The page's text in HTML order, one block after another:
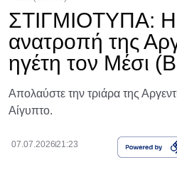
ΣΤΙΓΜΙΟΤΥΠΑ: Η
ανατροπή της
ηγέτη τον Μέσι
Απολαύστε την τριάρα της
Αίγυπτο.
07.07.2026 21:23